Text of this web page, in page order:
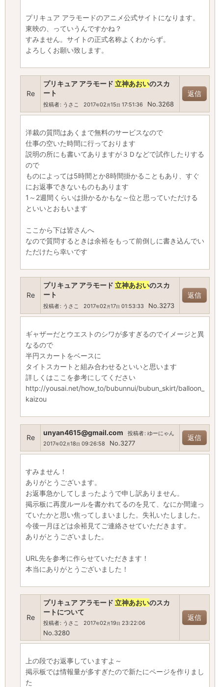
プリキュア アラモードのアニメ公式サイトになります。
東映の、っていうんですかね？
すみません。サイトの正式名称よくわからず。
よろしくお願い致します。
Re
プリキュア アラモード 立神あおいのスカ
ート
投稿者: うさこ 2017年02 月15 日 17:51:36 No.3268
返信
洋裁の質問はあくまで無料のサービスなので
仕事の空いた時間に行っております
説明の所にも書いてありますが３Ｄなどで試作したりする
ので
ものによっては5時間とか8時間掛かることもあり、すぐ
にお返事できないものもあります
1～2週間くらいは掛かるかもな～位と思っていただける
といいとおもいます
ここから下は皆さんへ
なので質問するときは余裕をもって前倒しに書き込んでい
ただけたら幸いです
Re
プリキュア アラモード 立神あおいのスカ
ート
投稿者: うさこ 2017年02 月17日 01:53:33 No.3273
返信
ギャザーだとウエストのシワが多すぎるのでイメージと異
なるので
半円スカートをベースに
タイトスカートと組み合わせるといいと思います
詳しくはここを参考にしてください
http://yousai.net/how_to/bubunnui/bubun_skirt/balloon_
kaizou
Re
unyan4615@gmail.com 投稿者: ゆーにゃん
2017年02 月18 日 09:26:58 No.3277
返信
すみません！
ありがとうございます。
お返事急かしてしまったようで申し訳ありません。
掲示板に再度ルールを書かれてるのを見て、なにか間違っ
ていたかと思い焦ってしまいました。失礼いたしました。
今後一月ほどは余裕見てご連絡させていただきます。
ありがとうございました。
URL先を参考に作らせていただきます！
本当にありがとうございました！
Re
プリキュア アラモード 立神あおいのスカ
ートについて
投稿者: うさこ 2017年02 月19 日 23:22:06
No.3280
返信
上の段でお返事していますよ～
掲示板では情報量が多すぎたので新たにページを作りまし
た